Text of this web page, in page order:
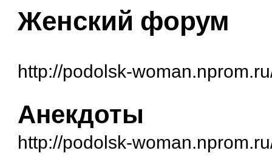
Женский форум
http://podolsk-
Анекдоты
http://podolsk-